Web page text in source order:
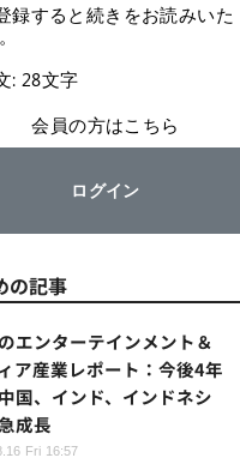
録すると続きをお読みいた
: 28文字
会員の方はこちら
ログイン
の記事
エンターテインメント＆
ア産業レポート：今後4年
国、インド、インドネシ
成長
Fri 16:57